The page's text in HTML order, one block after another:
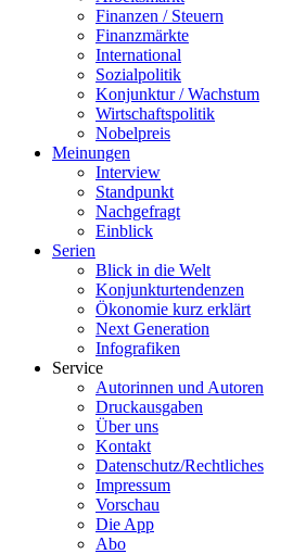
Finanzen / Steuern
Finanzmärkte
International
Sozialpolitik
Konjunktur / Wachstum
Wirtschaftspolitik
Nobelpreis
Meinungen
Interview
Standpunkt
Nachgefragt
Einblick
Serien
Blick in die Welt
Konjunkturtendenzen
Ökonomie kurz erklärt
Next Generation
Infografiken
Service
Autorinnen und Autoren
Druckausgaben
Über uns
Kontakt
Datenschutz/Rechtliches
Impressum
Vorschau
Die App
Abo